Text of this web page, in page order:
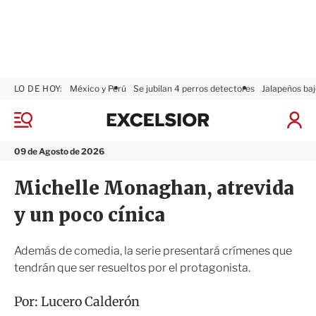
M
n
09 de Agosto de 2026
LO DE HOY: México y Perú Se jubilan 4 perros detectores Jalapeños
I
x
i
Michelle Monaghan, atrevida
y un poco cínica
Además de comedia, la serie presentará crímenes que
tendrán que ser resueltos por el protagonista.
Por: Lucero Calderón